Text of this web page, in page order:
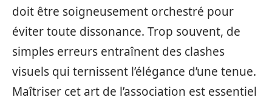
doit être soigneusement orchestré pour
éviter toute dissonance. Trop souvent, de
simples erreurs entraînent des clashes
visuels qui ternissent l’élégance d’une tenue.
Maîtriser cet art de l’association est essentiel